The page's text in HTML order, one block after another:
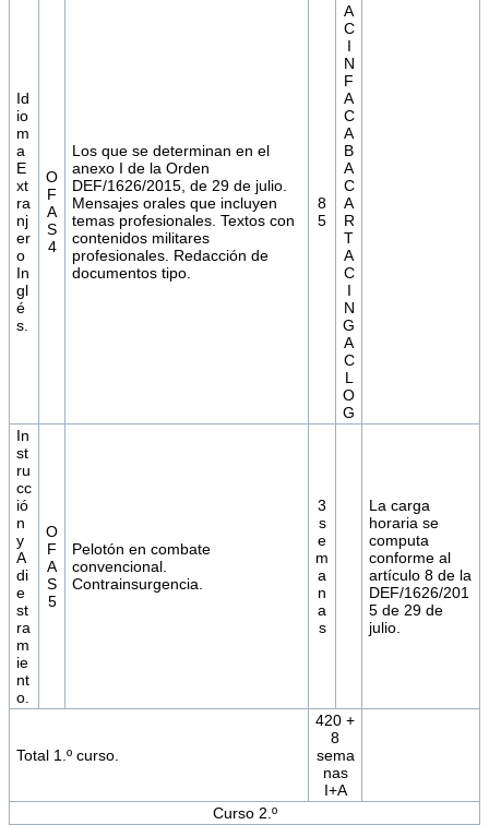
Id
io
m
a
E
xt
ra
nj
er
o
In
gl
é
s.
O
F
A
S
4
Los que se determinan en el
anexo I de la Orden
DEF/1626/2015, de 29 de julio.
Mensajes orales que incluyen
temas profesionales. Textos con
contenidos militares
profesionales. Redacción de
documentos tipo.
8
5
A
C
I
N
F
A
C
A
B
A
C
A
R
T
A
C
I
N
G
A
C
L
O
G
In
st
ru
cc
ió
n
y
A
di
e
st
ra
m
ie
nt
o.
O
F
A
S
5
Pelotón en combate
convencional.
Contrainsurgencia.
3
s
e
m
a
n
a
s
La carga
horaria se
computa
conforme al
artículo 8 de la
DEF/1626/201
5 de 29 de
julio.
Total 1.º curso.
420 +
8
sema
nas
I+A
Curso 2.º